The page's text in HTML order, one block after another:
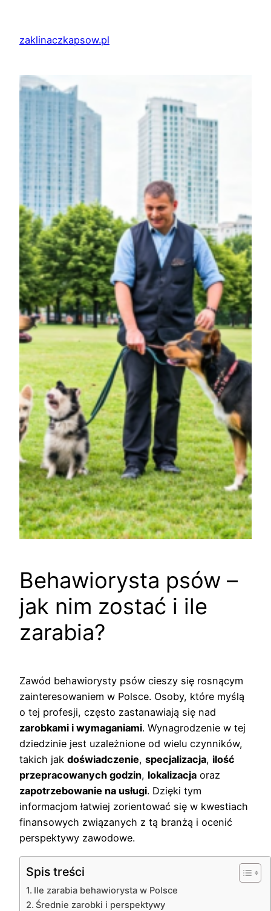
treścizaklinaczkapsow.pl
Behawiorysta psów –
jak nim zostać i ile
zarabia?
Zawód behawiorysty psów cieszy się rosnącym
zainteresowaniem w Polsce. Osoby, które myślą
o tej profesji, często zastanawiają się nad
zarobkami i wymaganiami. Wynagrodzenie w tej
dziedzinie jest uzależnione od wielu czynników,
takich jak doświadczenie, specjalizacja, ilość
przepracowanych godzin, lokalizacja oraz
zapotrzebowanie na usługi. Dzięki tym
informacjom łatwiej zorientować się w kwestiach
finansowych związanych z tą branżą i ocenić
perspektywy zawodowe.
Spis treści
Ile zarabia behawiorysta w Polsce
Średnie zarobki i perspektywy